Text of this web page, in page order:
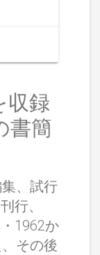
収録
書簡
、試行
行、
1962か
その後